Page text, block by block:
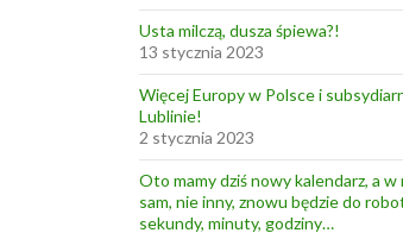
Usta milczą, dusza śpiewa?!
13 stycznia 2023
Więcej Europy w Polsce i
Lublinie!
2 stycznia 2023
Oto mamy dziś nowy kalendarz, a w
sam, nie inny, znowu będzie do
sekundy, minuty, godziny…